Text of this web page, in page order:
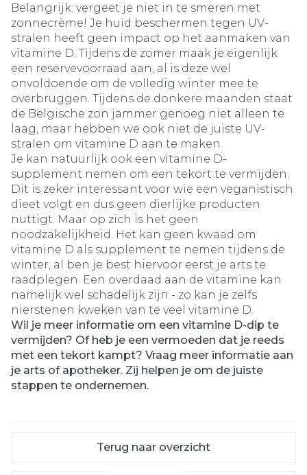
Belangrijk: vergeet je niet in te smeren met
zonnecrème! Je huid beschermen tegen UV-
stralen heeft geen impact op het aanmaken van
vitamine D. Tijdens de zomer maak je eigenlijk
een reservevoorraad aan, al is deze wel
onvoldoende om de volledig winter mee te
overbruggen. Tijdens de donkere maanden staat
de Belgische zon jammer genoeg niet alleen te
laag, maar hebben we ook niet de juiste UV-
stralen om vitamine D aan te maken.
Je kan natuurlijk ook een vitamine D-
supplement nemen om een tekort te vermijden.
Dit is zeker interessant voor wie een veganistisch
dieet volgt en dus geen dierlijke producten
nuttigt. Maar op zich is het geen
noodzakelijkheid. Het kan geen kwaad om
vitamine D als supplement te nemen tijdens de
winter, al ben je best hiervoor eerst je arts te
raadplegen. Een overdaad aan de vitamine kan
namelijk wel schadelijk zijn - zo kan je zelfs
nierstenen kweken van te veel vitamine D.
Wil je meer informatie om een vitamine D-dip te
vermijden? Of heb je een vermoeden dat je reeds
met een tekort kampt? Vraag meer informatie aan
je arts of apotheker. Zij helpen je om de juiste
stappen te ondernemen.
Terug naar overzicht